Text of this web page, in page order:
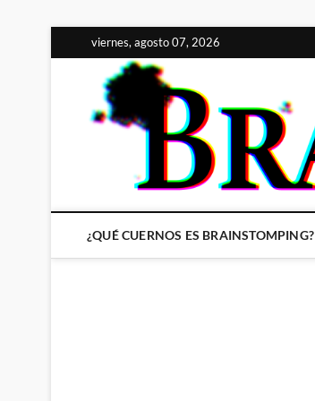
al
contenido
viernes, agosto 07, 2026
¿QUÉ CUERNOS ES BRAINSTOMPING?